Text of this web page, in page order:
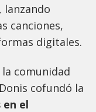
lanzando
canciones,
digitales.
comunidad
cofundó la
el